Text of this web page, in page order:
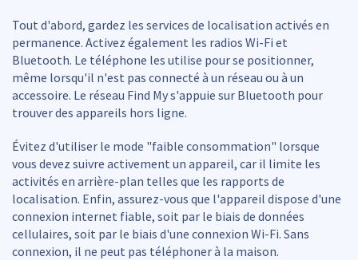
Tout d'abord, gardez les services de localisation activés en
permanence. Activez également les radios Wi-Fi et
Bluetooth. Le téléphone les utilise pour se positionner,
même lorsqu'il n'est pas connecté à un réseau ou à un
accessoire. Le réseau Find My s'appuie sur Bluetooth pour
trouver des appareils hors ligne.
Évitez d'utiliser le mode "faible consommation" lorsque
vous devez suivre activement un appareil, car il limite les
activités en arrière-plan telles que les rapports de
localisation. Enfin, assurez-vous que l'appareil dispose d'une
connexion internet fiable, soit par le biais de données
cellulaires, soit par le biais d'une connexion Wi-Fi. Sans
connexion, il ne peut pas téléphoner à la maison.